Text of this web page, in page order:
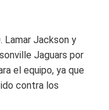
Lamar Jackson y
Jaguars por
el equipo, ya que
contra los